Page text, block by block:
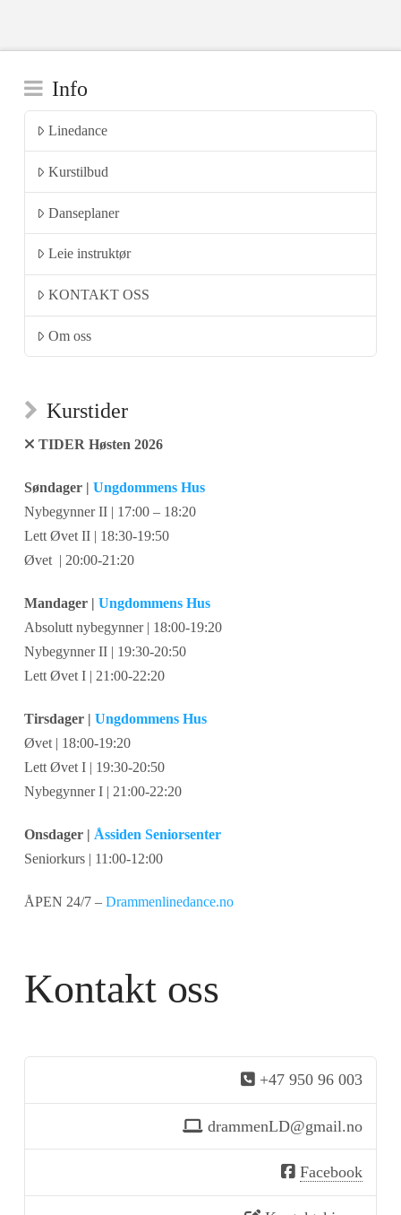
Info
Linedance
Kurstilbud
Danseplaner
Leie instruktør
KONTAKT OSS
Om oss
Kurstider
TIDER Høsten 2026
Søndager | Ungdommens Hus
Nybegynner II | 17:00 – 18:20
Lett Øvet II | 18:30-19:50
Øvet | 20:00-21:20
Mandager | Ungdommens Hus
Absolutt nybegynner | 18:00-19:20
Nybegynner II | 19:30-20:50
Lett Øvet I | 21:00-22:20
Tirsdager | Ungdommens Hus
Øvet | 18:00-19:20
Lett Øvet I | 19:30-20:50
Nybegynner I | 21:00-22:20
Onsdager | Åssiden Seniorsenter
Seniorkurs | 11:00-12:00
ÅPEN 24/7 – Drammenlinedance.no
Kontakt oss
+47 950 96 003
drammenLD@gmail.no
Facebook